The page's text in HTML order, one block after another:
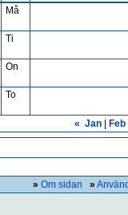
Må
Ti
On
To
« Jan| Feb
» Om sidan »